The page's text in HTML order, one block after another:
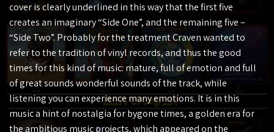
cover is clearly underlined in this way that the first five
creates an imaginary “Side One”, and the remaining five –
“Side Two”. Probably for the treatment Craven wanted to
refer to the tradition of vinyl records, and thus the good
times for this kind of music: mature, full of emotion and full
of great sounds wonderful sounds of the track, while
listening you can experience many emotions. It is in this
music a hint of nostalgia for bygone times, a golden era for
the ambitious music projects, which appeared on the